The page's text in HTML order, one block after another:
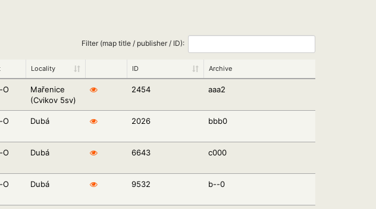
Filter (map title / publisher / ID):
Locality ID Archive
O
Mařenice
(Cvikov 5sv)
2454 aaa2
O Dubá 2026 bbb0
O Dubá 6643 c000
O Dubá 9532 b--0